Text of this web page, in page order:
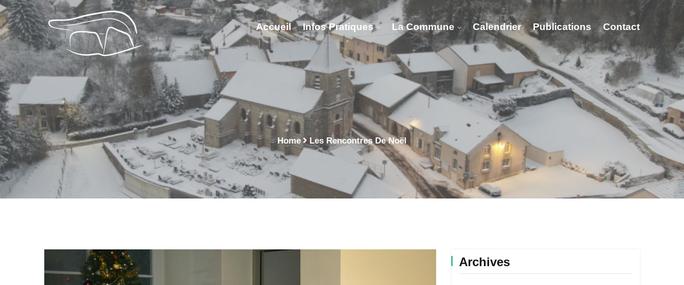
Accueil Infos Pratiques La Commune Calendrier Publications Contact
Les Rencontres De Noël - Vitry Lès Nogent
Home Les Rencontres De Noël
Archives